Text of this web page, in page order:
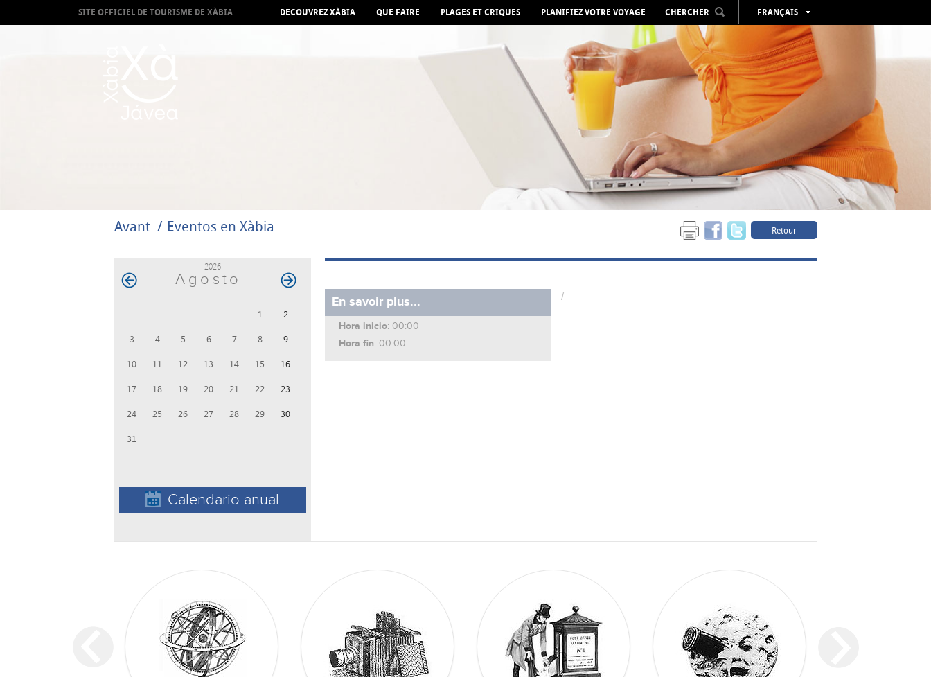
SITE OFFICIEL DE TOURISME DE XÀBIA DECOUVREZ XÀBIA QUE FAIRE PLAGES ET CRIQUES PLANIFIEZ VOTRE VOYAGE CHERCHER
FRANÇAIS
ESPAÑOL
VALENCIÀ
ENGLISH
DEUTSCH
РУССКИЙ
Avant Eventos en Xàbia Retour
2026
Agosto
1 2
3 4 5 6 7 8 9
10 11 12 13 14 15 16
17 18 19 20 21 22 23
24 25 26 27 28 29 30
31
Calendario anual
En savoir plus...
Hora inicio: 00:00
Hora fin: 00:00
/